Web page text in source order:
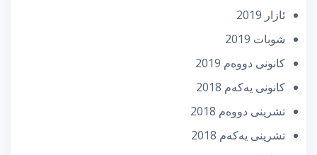
ئازار 2019
شوبات 2019
كانونی دووه‌م 2019
كانونی یه‌كه‌م 2018
تشرینی دووه‌م 2018
تشرینی یه‌كه‌م 2018